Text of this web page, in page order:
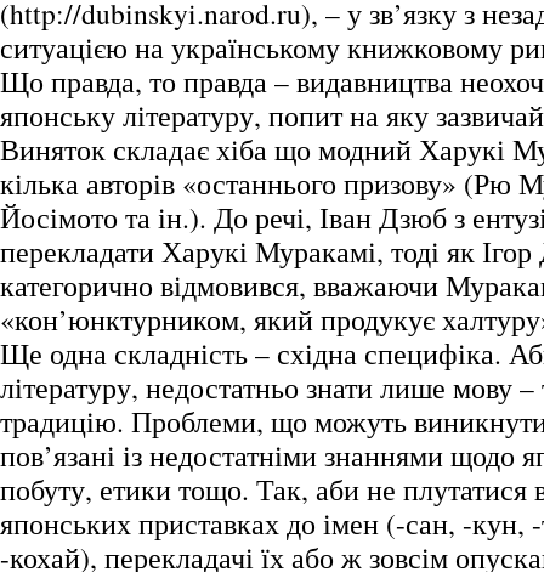
(http://dubinskyi.narod.ru), – у зв’язку з
ситуацією на українському книжковому
Що правда, то правда – видавництва
японську літературу, попит на яку
Виняток складає хіба що модний Харукі
кілька авторів «останнього призову» (Рю
Йосімото та ін.). До речі, Іван Дзюб з
перекладати Харукі Муракамі, тоді як
категорично відмовився, вважаючи
«кон’юнктурником, який продукує
Ще одна складність – східна специфіка.
літературу, недостатньо знати лише мову –
традицію. Проблеми, що можуть
пов’язані із недостатніми знаннями щодо
побуту, етики тощо. Так, аби не плутатися
японських приставках до імен (-сан, -кун,
-кохай), перекладачі їх або ж зовсім